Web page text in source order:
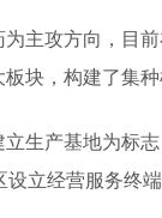
主攻方向，目
块，构建了集
生产基地为标
立经营服务终